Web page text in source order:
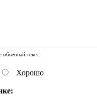
обычный текст.
Хорошо